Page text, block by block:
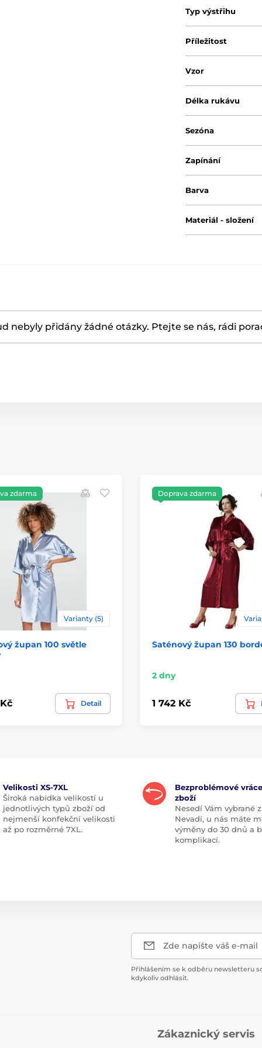
Typ výstřihu
Příležitost
Vzor
Délka rukávu
Sezóna
Zapínání
Barva
Materiál - složení
nebyly přidány žádné otázky. Ptejte se nás, rádi
zdarma
Varianty (5)
župan 100 světle
Detail
Doprava zdarma
Saténový župan 130
2 dny
1 742 Kč
Velikosti XS-7XL
Široká nabídka velikostí u
jednotlivých typů zboží od
nejmenší konfekční velikosti
až po rozměrné 7XL.
Bezproblémové
zboží
Nesedí Vám vybrané
Nevadí, u nás máte
výměny do 30 dnů a
komplikací.
Zde napište váš e-mail
Přihlášením se k odběru newsletteru
kdykoliv odhlásit.
Zákaznický servis